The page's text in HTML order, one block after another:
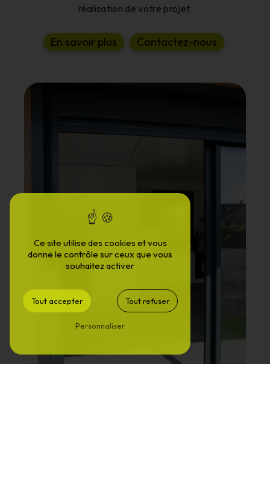
réalisation de votre projet.
En savoir plus Contactez-nous
Ce site utilise des cookies et vous
donne le contrôle sur ceux que vous
souhaitez activer
Tout accepter Tout refuser
Personnaliser